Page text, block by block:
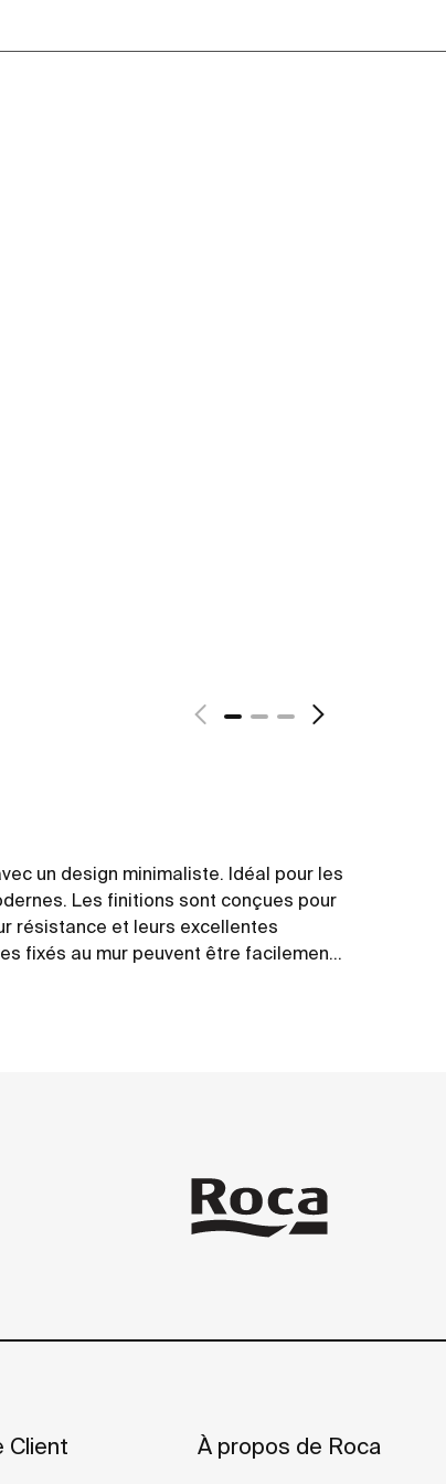
un design minimaliste. Idéal pour les
Les finitions sont conçues pour
résistance et leurs excellentes
fixés au mur peuvent être facilement
avec les produits.
Client À propos de Roca